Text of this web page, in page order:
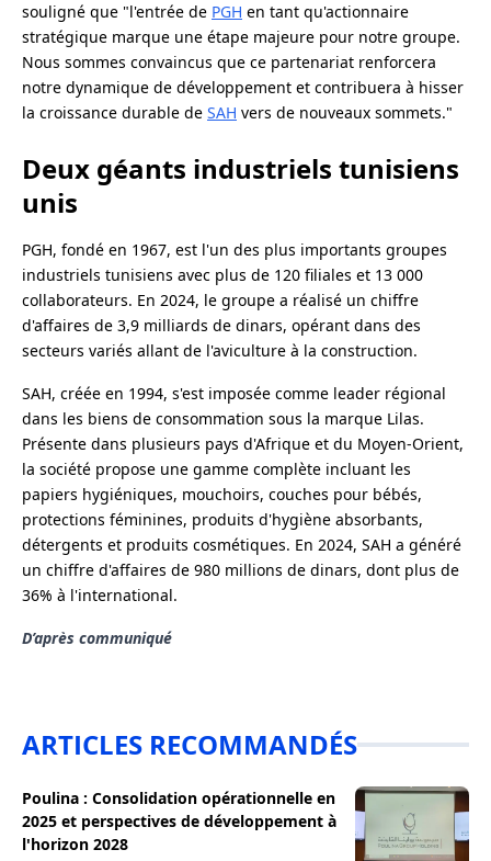
souligné que "l'entrée de PGH en tant qu'actionnaire
stratégique marque une étape majeure pour notre groupe.
Nous sommes convaincus que ce partenariat renforcera
notre dynamique de développement et contribuera à hisser
la croissance durable de SAH vers de nouveaux sommets."
Deux géants industriels tunisiens
unis
PGH, fondé en 1967, est l'un des plus importants groupes
industriels tunisiens avec plus de 120 filiales et 13 000
collaborateurs. En 2024, le groupe a réalisé un chiffre
d'affaires de 3,9 milliards de dinars, opérant dans des
secteurs variés allant de l'aviculture à la construction.
SAH, créée en 1994, s'est imposée comme leader régional
dans les biens de consommation sous la marque Lilas.
Présente dans plusieurs pays d'Afrique et du Moyen-Orient,
la société propose une gamme complète incluant les
papiers hygiéniques, mouchoirs, couches pour bébés,
protections féminines, produits d'hygiène absorbants,
détergents et produits cosmétiques. En 2024, SAH a généré
un chiffre d'affaires de 980 millions de dinars, dont plus de
36% à l'international.
D’après communiqué
ARTICLES RECOMMANDÉS
Poulina : Consolidation opérationnelle en
2025 et perspectives de développement à
l'horizon 2028